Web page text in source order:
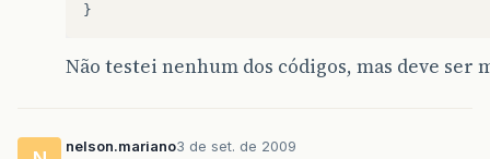
Não testei nenhum dos códigos, mas deve ser
nelson.mariano3 de set. de 2009